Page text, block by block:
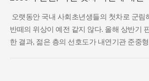
오랫동안 국내 사회초년생들의 첫차로 군림
반떼의 위상이 예전 같지 않다. 올해 상반기
한 결과, 젊은 층의 선호도가 내연기관 준중